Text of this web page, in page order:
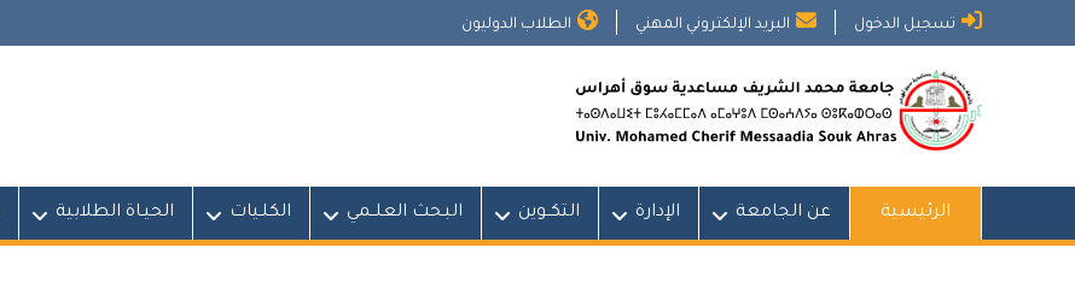
تسجيل الدخول البريد الإلكتروني المهني الطلاب الدوليون
الرئيسية عن الجامعة الإدارة التكــوين البـحث العلــمي الكلـيات الحيـاة الطلابية